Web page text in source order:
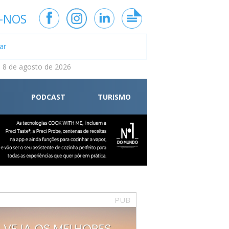
8 de agosto de 2026
PODCAST TURISMO
PUB